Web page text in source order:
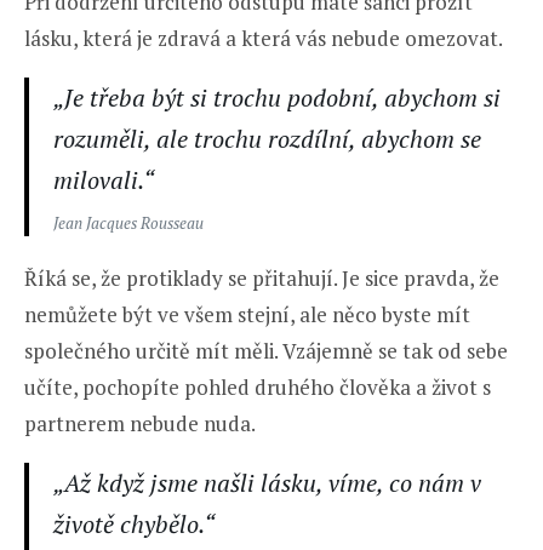
lásku, která je zdravá a která vás nebude omezovat.
„Je třeba být si trochu podobní, abychom si
rozuměli, ale trochu rozdílní, abychom se
milovali.“
Jean Jacques Rousseau
Říká se, že protiklady se přitahují. Je sice pravda, že
nemůžete být ve všem stejní, ale něco byste mít
společného určitě mít měli. Vzájemně se tak od sebe
učíte, pochopíte pohled druhého člověka a život s
partnerem nebude nuda.
„Až když jsme našli lásku, víme, co nám v
životě chybělo.“